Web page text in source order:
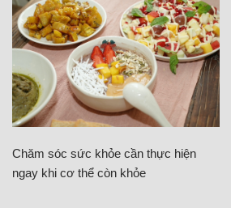
Chăm sóc sức khỏe cần thực hiện
ngay khi cơ thể còn khỏe